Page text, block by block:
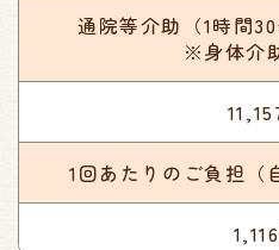
通院等介助 （1時間
※身体介
1回あたりのご負担